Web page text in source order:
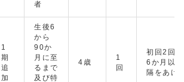
者
1
期
追
加
生後6
から
90か
月に至
るまで
及び特
4歳
1
回
初回2回
6か月以
隔をあけ